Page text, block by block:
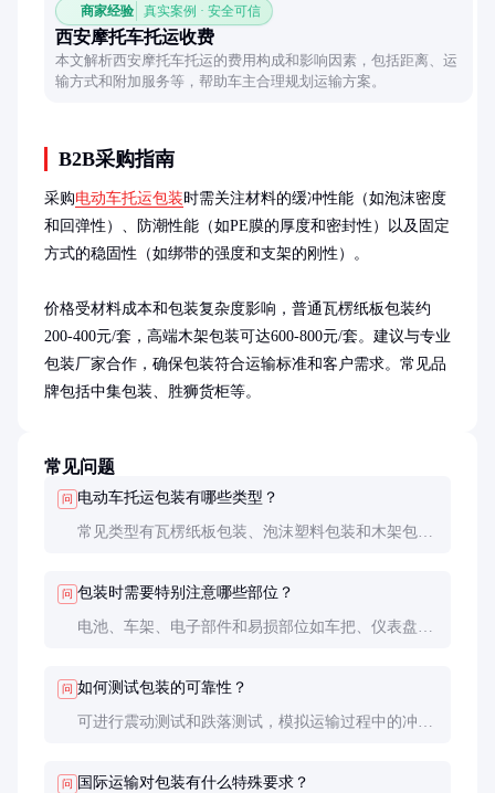
商家经验 真实案例 · 安全可信
西安摩托车托运收费
本文解析西安摩托车托运的费用构成和影响因素，包括距离、运
输方式和附加服务等，帮助车主合理规划运输方案。
B2B采购指南
采购电动车托运包装时需关注材料的缓冲性能（如泡沫密度
和回弹性）、防潮性能（如PE膜的厚度和密封性）以及固定
方式的稳固性（如绑带的强度和支架的刚性）。
价格受材料成本和包装复杂度影响，普通瓦楞纸板包装约
200-400元/套，高端木架包装可达600-800元/套。建议与专业
包装厂家合作，确保包装符合运输标准和客户需求。常见品
牌包括中集包装、胜狮货柜等。
常见问题
问 电动车托运包装有哪些类型？
常见类型有瓦楞纸板包装、泡沫塑料包装和木架包
问 包装时需要特别注意哪些部位？
电池、车架、电子部件和易损部位如车把、仪表盘需
问 如何测试包装的可靠性？
可进行震动测试和跌落测试，模拟运输过程中的冲击
问 国际运输对包装有什么特殊要求？